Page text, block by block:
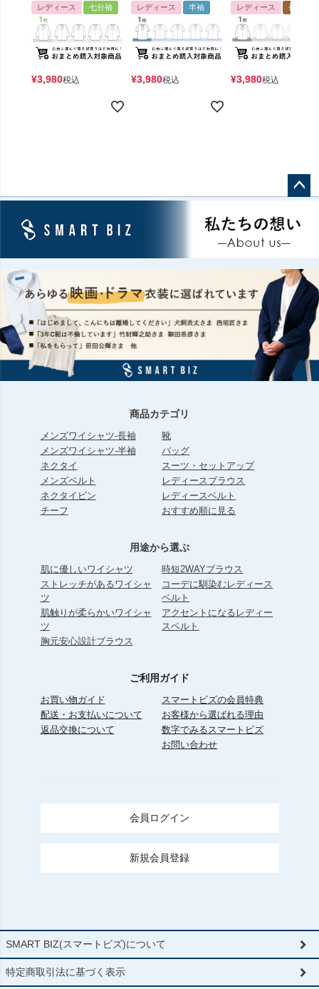
レディース 七分袖
¥3,980税込
レディース 半袖
¥3,980税込
レディース 長袖
¥3,980税込
ジト
商品カテゴリ
メンズワイシャツ-長袖
メンズワイシャツ-半袖
ネクタイ
メンズベルト
ネクタイピン
チーフ
靴
バッグ
スーツ・セットアップ
レディースブラウス
レディースベルト
おすすめ順に見る
用途から選ぶ
肌に優しいワイシャツ
ストレッチがあるワイシャ
ツ
肌触りが柔らかいワイシャ
ツ
胸元安心設計ブラウス
時短2WAYブラウス
コーデに馴染むレディース
ベルト
アクセントになるレディー
スベルト
ご利用ガイド
お買い物ガイド
配送・お支払いについて
返品交換について
スマートビズの会員特典
お客様から選ばれる理由
数字でみるスマートビズ
お問い合わせ
会員ログイン
新規会員登録
SMART BIZ(スマートビズ)について
特定商取引法に基づく表示